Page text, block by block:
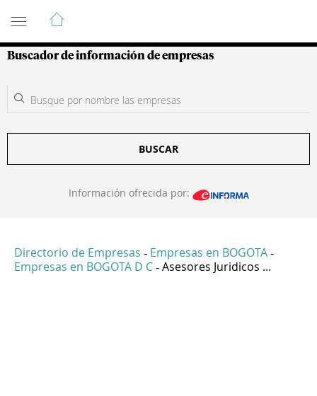
Guía de Empresas Colombianas
Buscador de información de empresas
BUSCAR
Información ofrecida por:
Directorio de Empresas - Empresas en BOGOTA -
Empresas en BOGOTA D C - Asesores Juridicos ...